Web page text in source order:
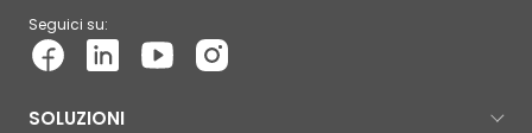
Seguici su:
SOLUZIONI